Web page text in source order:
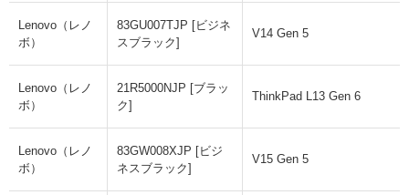
Lenovo（レノ
ボ）
83GU007TJP [ビジネ
スブラック]
V14 Gen 5
Lenovo（レノ
ボ）
21R5000NJP [ブラッ
ク]
ThinkPad L13 Gen 6
Lenovo（レノ
ボ）
83GW008XJP [ビジ
ネスブラック]
V15 Gen 5